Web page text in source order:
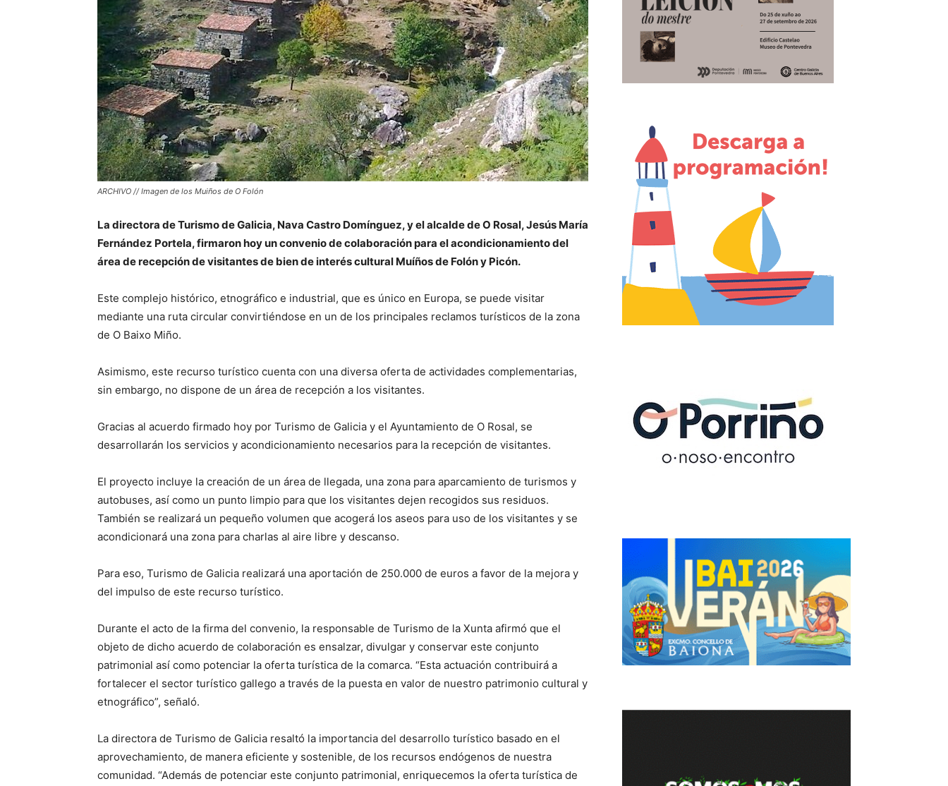
ARCHIVO // Imagen de los Muiños de O Folón
La directora de Turismo de Galicia, Nava Castro Domínguez, y el alcalde de O Rosal, Jesús María
Fernández Portela, firmaron hoy un convenio de colaboración para el acondicionamiento del
área de recepción de visitantes de bien de interés cultural Muíños de Folón y Picón.
Este complejo histórico, etnográfico e industrial, que es único en Europa, se puede visitar
mediante una ruta circular convirtiéndose en un de los principales reclamos turísticos de la zona
de O Baixo Miño.
Asimismo, este recurso turístico cuenta con una diversa oferta de actividades complementarias,
sin embargo, no dispone de un área de recepción a los visitantes.
Gracias al acuerdo firmado hoy por Turismo de Galicia y el Ayuntamiento de O Rosal, se
desarrollarán los servicios y acondicionamiento necesarios para la recepción de visitantes.
El proyecto incluye la creación de un área de llegada, una zona para aparcamiento de turismos y
autobuses, así como un punto limpio para que los visitantes dejen recogidos sus residuos.
También se realizará un pequeño volumen que acogerá los aseos para uso de los visitantes y se
acondicionará una zona para charlas al aire libre y descanso.
Para eso, Turismo de Galicia realizará una aportación de 250.000 de euros a favor de la mejora y
del impulso de este recurso turístico.
Durante el acto de la firma del convenio, la responsable de Turismo de la Xunta afirmó que el
objeto de dicho acuerdo de colaboración es ensalzar, divulgar y conservar este conjunto
patrimonial así como potenciar la oferta turística de la comarca. “Esta actuación contribuirá a
fortalecer el sector turístico gallego a través de la puesta en valor de nuestro patrimonio cultural y
etnográfico”, señaló.
La directora de Turismo de Galicia resaltó la importancia del desarrollo turístico basado en el
aprovechamiento, de manera eficiente y sostenible, de los recursos endógenos de nuestra
comunidad. “Además de potenciar este conjunto patrimonial, enriquecemos la oferta turística de